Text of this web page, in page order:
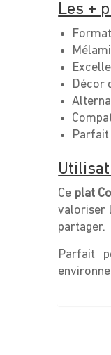
Les +
Décor
Ce plat
valoriser
partager.
Parfait